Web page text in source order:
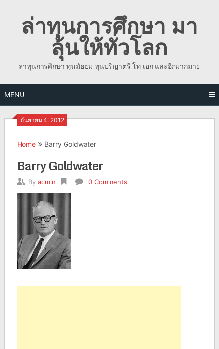
contentล่าทุนการศึกษา มา
ลุ้นให้ทั่วโลก
ล่าทุนการศึกษา ทุนมัธยม ทุนปริญาตรี โท เอก และอีกมากมาย
MENU
กันยายน 4, 2012
Home Barry Goldwater
Barry Goldwater
By admin 0 Comments